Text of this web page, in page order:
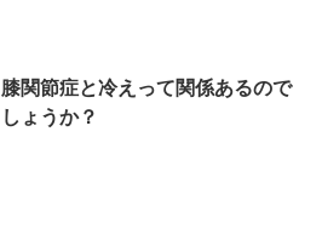
膝関節症と冷えって関係あるので
しょうか？